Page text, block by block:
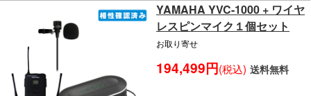
YAMAHA YVC-1000 + ワイヤ
レスピンマイク１個セット
お取り寄せ
194,499円(税込) 送料無料